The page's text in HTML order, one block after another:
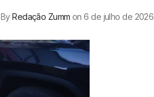
ByRedação Zumm on 6 de julho de 2026